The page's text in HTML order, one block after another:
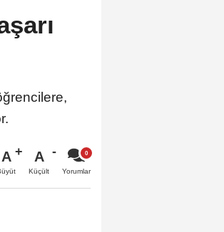
A A
Küçült Yorumlar